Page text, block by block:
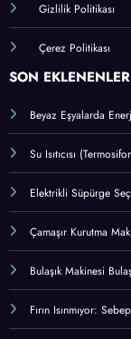
Gizlilik Politikası
Çerez Politikası
SON EKLENENLER
Beyaz Eşyalarda
Su Isıtıcısı
Elektrikli Süpürge
Çamaşır Kurutma
Bulaşık Makinesi
Fırın Isınmıyor: